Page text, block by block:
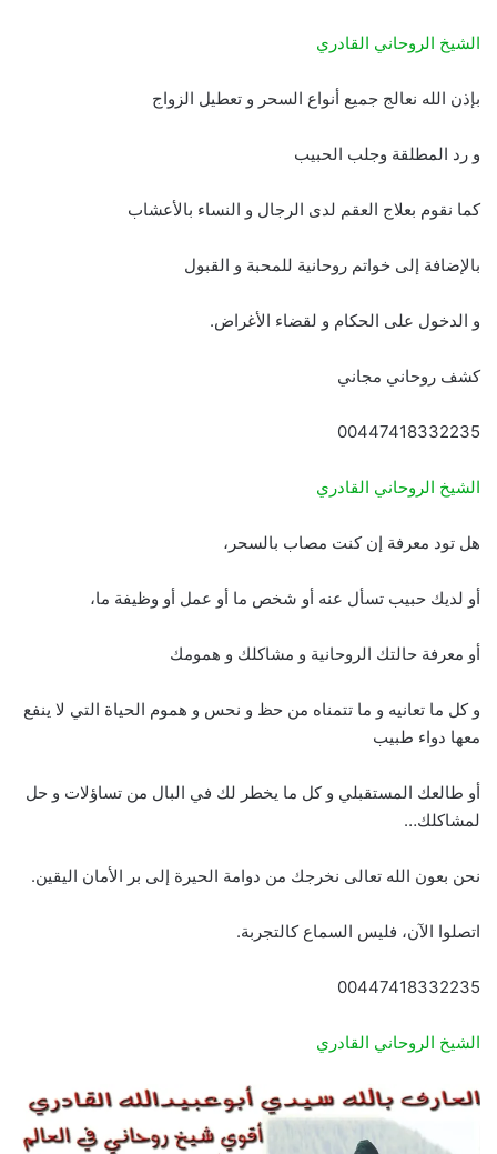
الشيخ الروحاني القادري
بإذن الله نعالج جميع أنواع السحر و تعطيل الزواج
و رد المطلقة وجلب الحبيب
كما نقوم بعلاج العقم لدى الرجال و النساء بالأعشاب
بالإضافة إلى خواتم روحانية للمحبة و القبول
و الدخول على الحكام و لقضاء الأغراض.
كشف روحاني مجاني
00447418332235
الشيخ الروحاني القادري
هل تود معرفة إن كنت مصاب بالسحر،
أو لديك حبيب تسأل عنه أو شخص ما أو عمل أو وظيفة ما،
أو معرفة حالتك الروحانية و مشاكلك و همومك
و كل ما تعانيه و ما تتمناه من حظ و نحس و هموم الحياة التي لا ينفع
معها دواء طبيب
أو طالعك المستقبلي و كل ما يخطر لك في البال من تساؤلات و حل
لمشاكلك…
نحن بعون الله تعالى نخرجك من دوامة الحيرة إلى بر الأمان اليقين.
اتصلوا الآن، فليس السماع كالتجربة.
00447418332235
الشيخ الروحاني القادري